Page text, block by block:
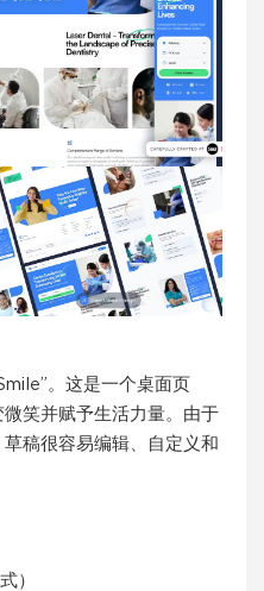
。这是一个桌面页
笑并赋予生活力量。由于
稿很容易编辑、自定义和
）